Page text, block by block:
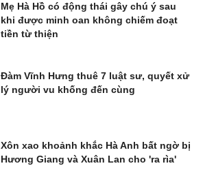
Mẹ Hà Hồ có động thái gây chú ý sau
khi được minh oan không chiếm đoạt
tiền từ thiện
Đàm Vĩnh Hưng thuê 7 luật sư, quyết xử
lý người vu khống đến cùng
Xôn xao khoảnh khắc Hà Anh bất ngờ bị
Hương Giang và Xuân Lan cho 'ra rìa'